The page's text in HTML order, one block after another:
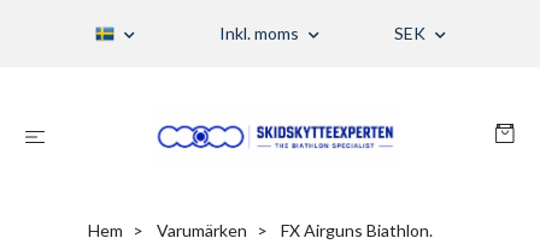
Inkl. moms SEK
Hem Varumärken
FX Airguns Biathlon.